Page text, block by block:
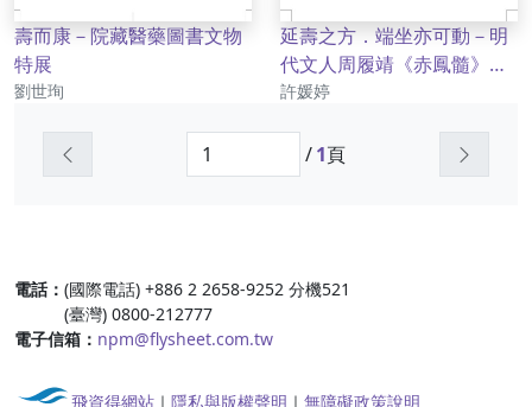
壽而康－院藏醫藥圖書文物
特展
作者
劉世珣
延壽之方．端坐亦可動－明
代文人周履靖《赤鳳髓》與
坐式「八段錦」
作者
許媛婷
/1頁
電話： (國際電話) +886 2 2658-9252 分機521
(臺灣) 0800-212777
電子信箱： npm@flysheet.com.tw
飛資得網站 ｜ 隱私與版權聲明 ｜ 無障礙政策說明